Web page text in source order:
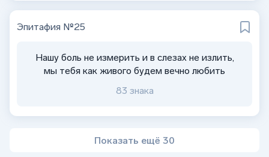
Эпитафия №25
Нашу боль не измерить и в слезах не излить,
мы тебя как живого будем вечно любить
83 знака
Показать ещё 30